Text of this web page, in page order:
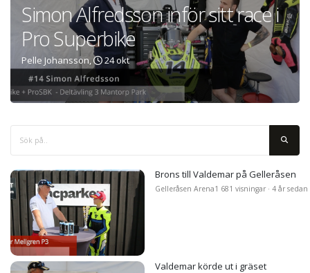
Brons till Valdemar på Gelleråsen
Gelleråsen Arena1 681 visningar · 4 år sedan
Valdemar körde ut i gräset
Simon Alfredsson inför sitt race i
Pro Superbike
Pelle Johansson, 24 okt